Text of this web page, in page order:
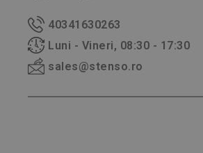
40341630263
Luni - Vineri, 08:30 - 17:30
sales@stenso.ro